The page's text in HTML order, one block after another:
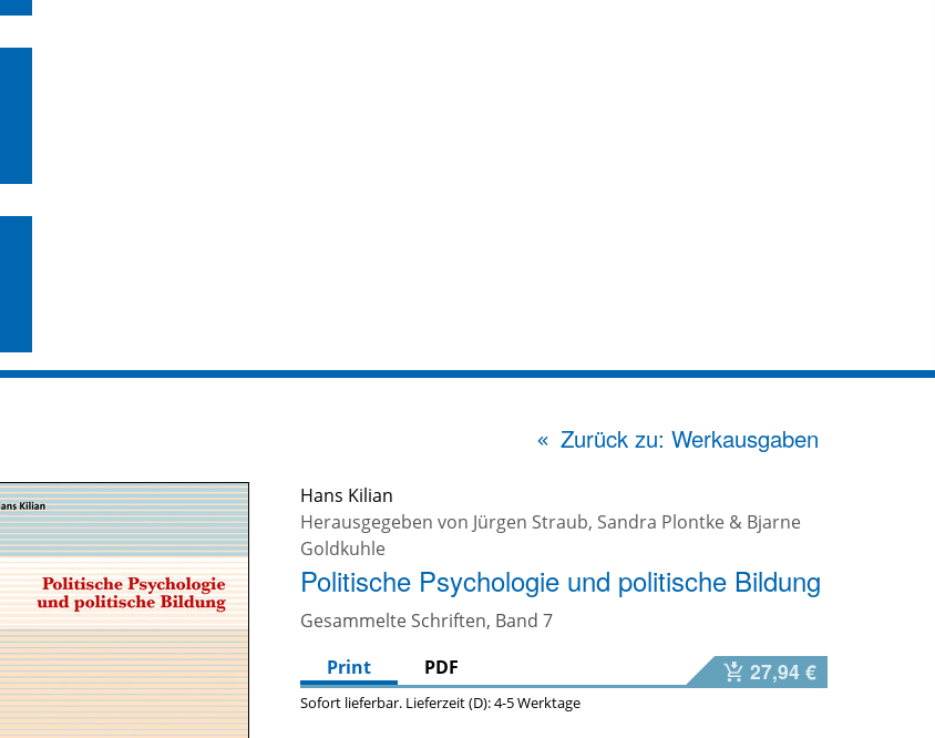
Zurück zu: Werkausgaben
Hans Kilian
Herausgegeben von Jürgen Straub, Sandra Plontke & Bjarne
Goldkuhle
Politische Psychologie und politische Bildung
Gesammelte Schriften, Band 7
Print
PDF 27,94 €
Sofort lieferbar. Lieferzeit (D): 4-5 Werktage